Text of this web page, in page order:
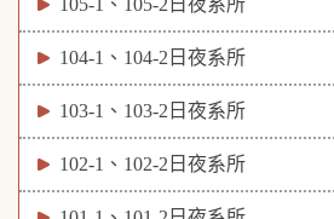
105-1、105-2日夜系所
104-1、104-2日夜系所
103-1、103-2日夜系所
102-1、102-2日夜系所